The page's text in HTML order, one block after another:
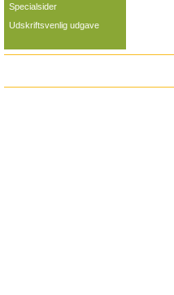
Specialsider
Udskriftsvenlig udgave